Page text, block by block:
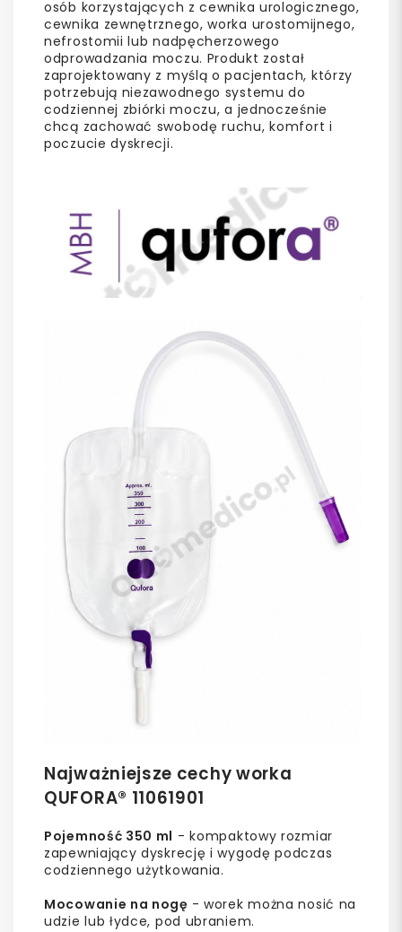
osób korzystających z cewnika urologicznego,
cewnika zewnętrznego, worka urostomijnego,
nefrostomii lub nadpęcherzowego
odprowadzania moczu. Produkt został
zaprojektowany z myślą o pacjentach, którzy
potrzebują niezawodnego systemu do
codziennej zbiórki moczu, a jednocześnie
chcą zachować swobodę ruchu, komfort i
poczucie dyskrecji.
Najważniejsze cechy worka
QUFORA® 11061901
Pojemność 350 ml - kompaktowy rozmiar
zapewniający dyskrecję i wygodę podczas
codziennego użytkowania.
Mocowanie na nogę - worek można nosić na
udzie lub łydce, pod ubraniem.